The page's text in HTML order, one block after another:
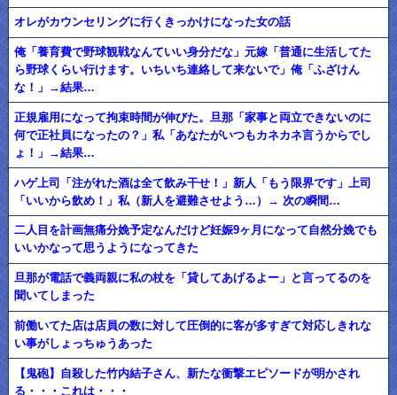
オレがカウンセリングに行くきっかけになった女の話
俺「養育費で野球観戦なんていい身分だな」元嫁「普通に生活してた
ら野球くらい行けます。いちいち連絡して来ないで」俺「ふざけん
な！」→結果…
正規雇用になって拘束時間が伸びた。旦那「家事と両立できないのに
何で正社員になったの？」私「あなたがいつもカネカネ言うからでし
ょ！」→結果…
ハゲ上司「注がれた酒は全て飲み干せ！」新人「もう限界です」上司
「いいから飲め！」私（新人を避難させよう…）→ 次の瞬間…
二人目を計画無痛分娩予定なんだけど妊娠9ヶ月になって自然分娩でも
いいかなって思うようになってきた
旦那が電話で義両親に私の杖を「貸してあげるよー」と言ってるのを
聞いてしまった
前働いてた店は店員の数に対して圧倒的に客が多すぎて対応しきれな
い事がしょっちゅうあった
【鬼砲】自殺した竹内結子さん、新たな衝撃エピソードが明かされ
る・・・これは・・・